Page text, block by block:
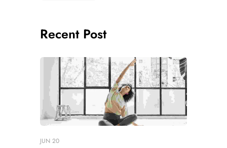
Recent Post
JUN 20